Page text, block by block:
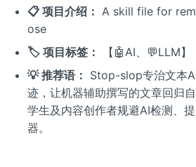
📋 项目介绍： A skill file for
ose
🏷️ 项目标签：
【🤖AI、💬LLM】
💡 推荐语： Stop-slop专治文本
迹，让机器辅助撰写的文章回归
学生及内容创作者规避AI检测、
器。